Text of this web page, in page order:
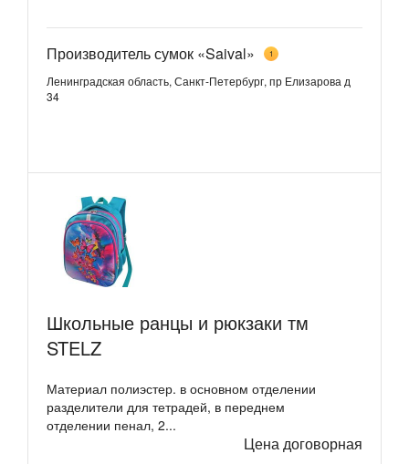
Производитель сумок «Saival» 1
Ленинградская область, Санкт-Петербург, пр Елизарова д
34
Школьные ранцы и рюкзаки тм
STELZ
Материал полиэстер. в основном отделении
разделители для тетрадей, в переднем
отделении пенал, 2...
Цена договорная